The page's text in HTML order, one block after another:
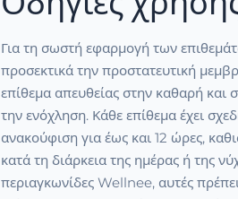
Για τη σωστή εφαρμογή των
προσεκτικά την προστατευτική
επίθεμα απευθείας στην καθαρή και
την ενόχληση. Κάθε επίθεμα έχει
ανακούφιση για έως και 12 ώρες,
κατά τη διάρκεια της ημέρας ή της
περιαγκωνίδες Wellnee, αυτές